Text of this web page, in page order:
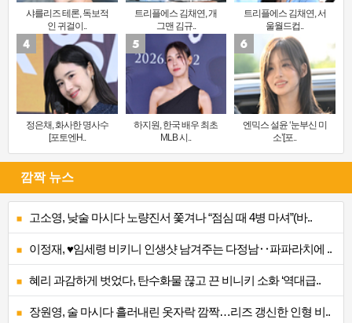
샤를리즈 테론, 독보적
인 귀걸이..
트리플에스 김채연, 개
그맨 김규..
트리플에스 김채연, 서
울월드컵..
정은채, 화사한 명사수
[포토엔H..
하지원, 한국 배우 최초
MLB 시..
엔믹스 설윤 ‘눈부신 미
소’[포..
깜짝 뉴스
고소영, 낮술 마시다 노량진서 쫓겨나 “점심 때 4병 마셔”(바..
이정재, ♥임세령 비키니 인생샷 남겨주는 다정남‥파파라치에 ..
혜리 과감하게 벗었다, 탄수화물 끊고 끈 비니키 소화 ‘역대급..
장원영, 술 마시다 흘러내린 옷자락 깜짝…리즈 갱신한 인형 비..